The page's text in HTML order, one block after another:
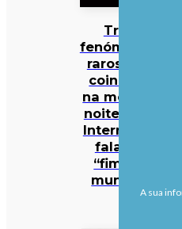
Três
fenómenos
raros vão
coincidir
na mesma
noite… e a
Internet já
fala no
“fim do
mundo”
A sua